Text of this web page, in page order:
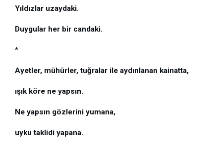
Yıldızlar uzaydaki.
Duygular her bir candaki.
*
Ayetler, mühürler, tuğralar ile aydınlanan kainatta,
ışık köre ne yapsın.
Ne yapsın gözlerini yumana,
uyku taklidi yapana.